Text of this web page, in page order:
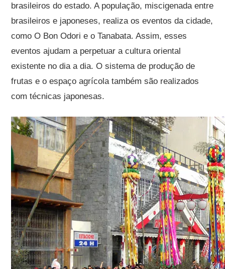
brasileiros do estado. A população, miscigenada entre
brasileiros e japoneses, realiza os eventos da cidade,
como O Bon Odori e o Tanabata. Assim, esses
eventos ajudam a perpetuar a cultura oriental
existente no dia a dia. O sistema de produção de
frutas e o espaço agrícola também são realizados
com técnicas japonesas.